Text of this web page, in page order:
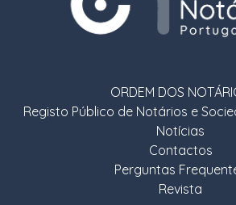
ORDEM DOS
Registo Público de Notários e
Notícias
Contactos
Perguntas
Revista